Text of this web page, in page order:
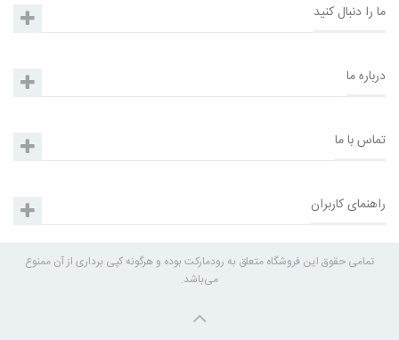
ما را دنبال کنید
درباره ما
تماس با ما
راهنمای کاربران
تمامی حقوق این فروشگاه متعلق به رودمارکت بوده و هرگونه کپی برداری از آن ممنوع
می‌باشد.